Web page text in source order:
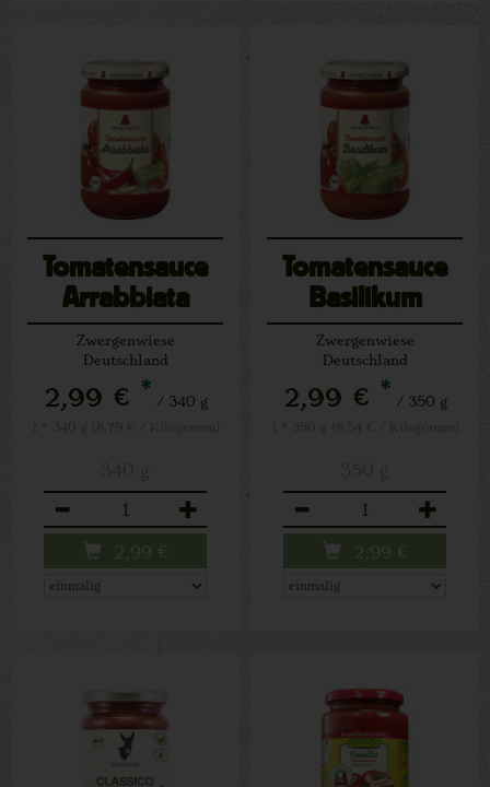
Tomatensauce
Arrabbiata
Zwergenwiese
Deutschland
2,99 € * / 340 g
2,99 €
Tomatensauce
Basilikum
Zwergenwiese
Deutschland
2,99 € * / 350 g
2,99 €